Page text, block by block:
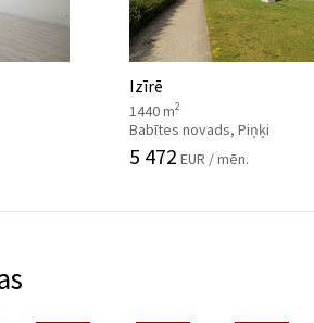
Izīrē
1440 m2
Babītes novads, Piņķi
5 472 EUR / mēn.